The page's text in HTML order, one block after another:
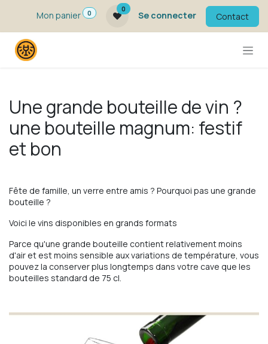
Se rendre au contenu
Mon panier
0
0
Se connecter Contact
Une grande bouteille de vin ?
une bouteille magnum: festif
et bon
Fête de famille, un verre entre amis ? Pourquoi pas une grande
bouteille ?
Voici le vins disponibles en grands formats
Parce qu'une grande bouteille contient relativement moins
d'air et est moins sensible aux variations de température, vous
pouvez la conserver plus longtemps dans votre cave que les
bouteilles standard de 75 cl.